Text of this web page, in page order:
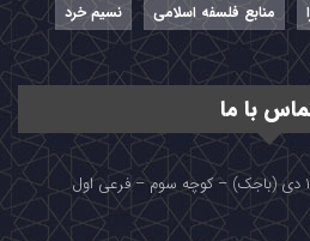
منابع فلسفه اسلامی نسیم خرد
با ما